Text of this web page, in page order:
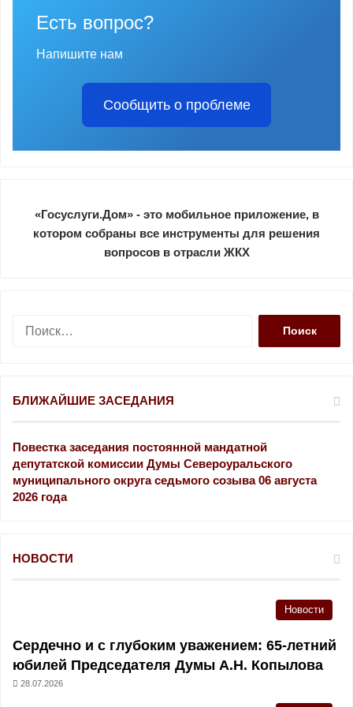
Есть вопрос?
Напишите нам
Сообщить о проблеме
«Госуслуги.Дом» - это мобильное приложение, в
котором собраны все инструменты для решения
вопросов в отрасли ЖКХ
БЛИЖАЙШИЕ ЗАСЕДАНИЯ
Повестка заседания постоянной мандатной
депутатской комиссии Думы Североуральского
муниципального округа седьмого созыва 06 августа
2026 года
НОВОСТИ
Новости
Сердечно и с глубоким уважением: 65-летний
юбилей Председателя Думы А.Н. Копылова
28.07.2026